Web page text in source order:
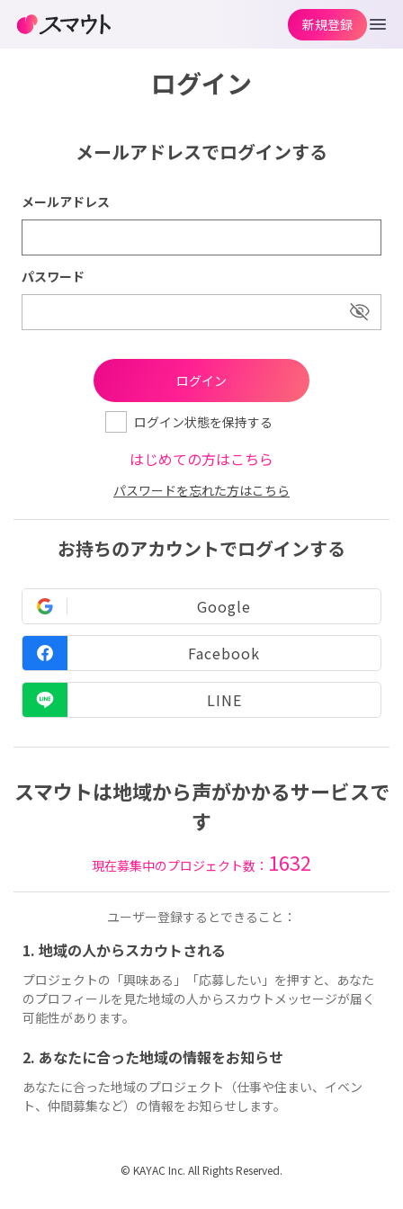
ログイン
メールアドレスでログインする
メールアドレス
パスワード
ログイン状態を保持する
はじめての方はこちら
パスワードを忘れた方はこちら
お持ちのアカウントでログインする
Google
Facebook
LINE
スマウトは地域から声がかかるサービスで
す
現在募集中のプロジェクト数： 1632
ユーザー登録するとできること：
1. 地域の人からスカウトされる
プロジェクトの「興味ある」「応募したい」を押すと、あなた
のプロフィールを見た地域の人からスカウトメッセージが届く
可能性があります。
2. あなたに合った地域の情報をお知らせ
あなたに合った地域のプロジェクト（仕事や住まい、イベン
ト、仲間募集など）の情報をお知らせします。
新規登録
© KAYAC Inc. All Rights Reserved.